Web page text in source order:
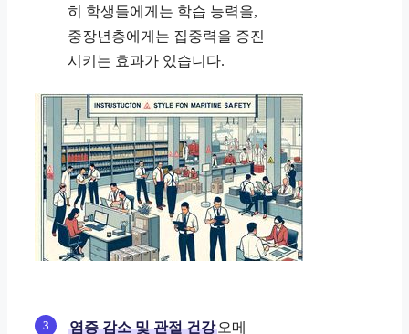
히 학생들에게는 학습 능력을,
중장년층에게는 집중력을 증진
시키는 효과가 있습니다.
염증 감소 및 관절 건강 오메